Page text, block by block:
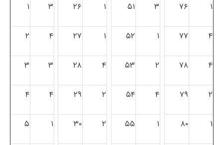
۱ ۷۶ ۳ ۵۱ ۱ ۲۶ ۳ ۱
۴ ۷۷ ۱ ۵۲ ۱ ۲۷ ۴ ۲
۴ ۷۸ ۲ ۵۳ ۴ ۲۸ ۳ ۳
۲ ۷۹ ۴ ۵۴ ۲ ۲۹ ۴ ۴
۱ ۸۰ ۱ ۵۵ ۲ ۳۰ ۱ ۵